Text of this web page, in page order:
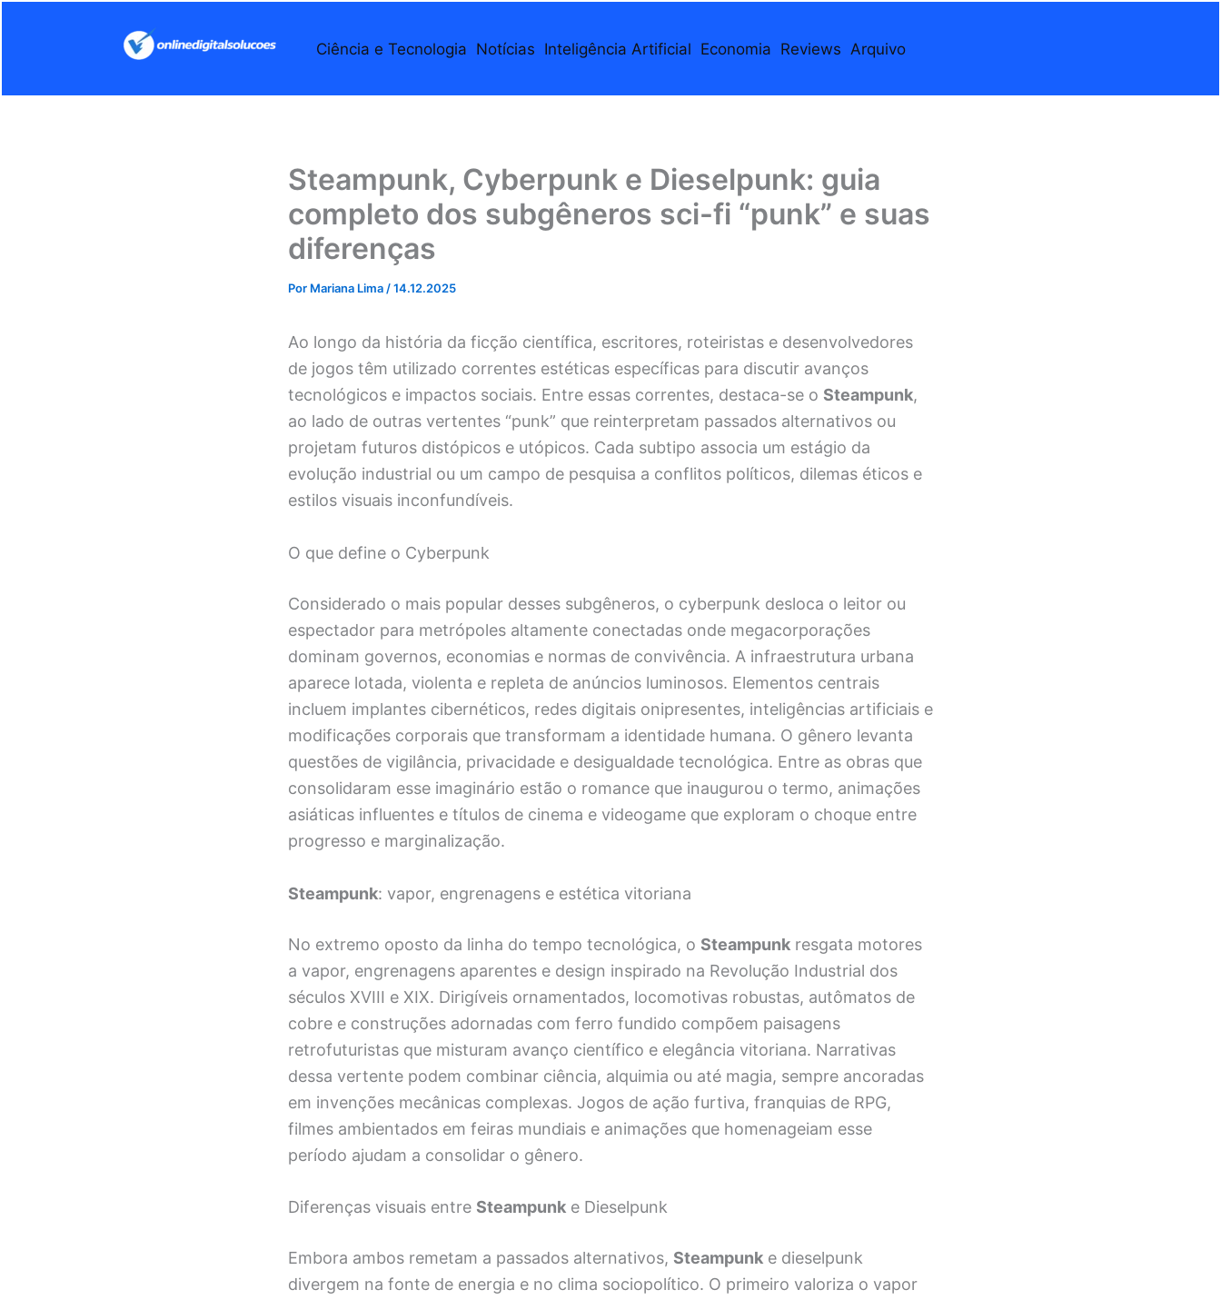
conteúdo
Ciência e Tecnologia Notícias Inteligência Artificial Economia Reviews Arquivo
Steampunk, Cyberpunk e Dieselpunk: guia
completo dos subgêneros sci-fi “punk” e suas
diferenças
Por Mariana Lima /14.12.2025
Ao longo da história da ficção científica, escritores, roteiristas e desenvolvedores
de jogos têm utilizado correntes estéticas específicas para discutir avanços
tecnológicos e impactos sociais. Entre essas correntes, destaca-se o Steampunk,
ao lado de outras vertentes “punk” que reinterpretam passados alternativos ou
projetam futuros distópicos e utópicos. Cada subtipo associa um estágio da
evolução industrial ou um campo de pesquisa a conflitos políticos, dilemas éticos e
estilos visuais inconfundíveis.
O que define o Cyberpunk
Considerado o mais popular desses subgêneros, o cyberpunk desloca o leitor ou
espectador para metrópoles altamente conectadas onde megacorporações
dominam governos, economias e normas de convivência. A infraestrutura urbana
aparece lotada, violenta e repleta de anúncios luminosos. Elementos centrais
incluem implantes cibernéticos, redes digitais onipresentes, inteligências artificiais e
modificações corporais que transformam a identidade humana. O gênero levanta
questões de vigilância, privacidade e desigualdade tecnológica. Entre as obras que
consolidaram esse imaginário estão o romance que inaugurou o termo, animações
asiáticas influentes e títulos de cinema e videogame que exploram o choque entre
progresso e marginalização.
Steampunk: vapor, engrenagens e estética vitoriana
No extremo oposto da linha do tempo tecnológica, o Steampunk resgata motores
a vapor, engrenagens aparentes e design inspirado na Revolução Industrial dos
séculos XVIII e XIX. Dirigíveis ornamentados, locomotivas robustas, autômatos de
cobre e construções adornadas com ferro fundido compõem paisagens
retrofuturistas que misturam avanço científico e elegância vitoriana. Narrativas
dessa vertente podem combinar ciência, alquimia ou até magia, sempre ancoradas
em invenções mecânicas complexas. Jogos de ação furtiva, franquias de RPG,
filmes ambientados em feiras mundiais e animações que homenageiam esse
período ajudam a consolidar o gênero.
Diferenças visuais entre Steampunk e Dieselpunk
Embora ambos remetam a passados alternativos, Steampunk e dieselpunk
divergem na fonte de energia e no clima sociopolítico. O primeiro valoriza o vapor